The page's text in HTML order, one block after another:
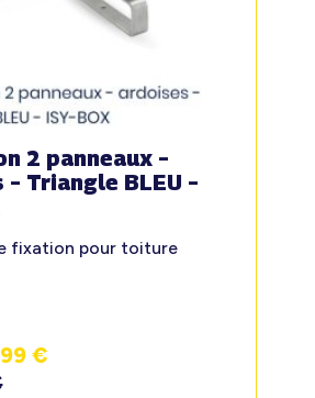
2 panneaux –
Triangle BLEU –
fixation pour toiture
€